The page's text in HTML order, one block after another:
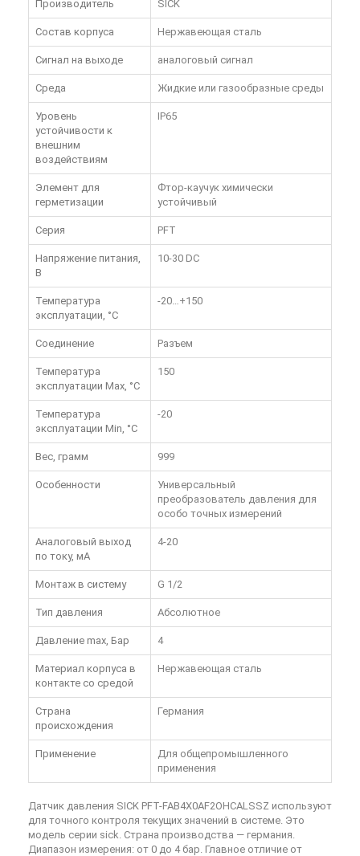
Производитель
SICK
Состав корпуса Нержавеющая сталь
Сигнал на выходе аналоговый сигнал
Среда Жидкие или газообразные среды
Уровень
устойчивости к
внешним
воздействиям
IP65
Элемент для
герметизации
Фтор-каучук химически
устойчивый
Серия PFT
Напряжение питания,
В
10-30 DC
Температура
эксплуатации, °C
-20…+150
Соединение Разъем
Температура
эксплуатации Max, °C
150
Температура
эксплуатации Min, °C
-20
Вес, грамм 999
Особенности
Универсальный
преобразователь давления для
особо точных измерений
Аналоговый выход
по току, мА
4-20
Монтаж в систему G 1/2
Тип давления Абсолютное
Давление max, Бар 4
Материал корпуса в
контакте со средой
Нержавеющая сталь
Страна
происхождения
Германия
Применение
Для общепромышленного
применения
Датчик давления SICK PFT-FAB4X0AF2OHCALSSZ используют
для точного контроля текущих значений в системе. Это
модель серии sick. Страна производства — германия.
Диапазон измерения: от 0 до 4 бар. Главное отличие от